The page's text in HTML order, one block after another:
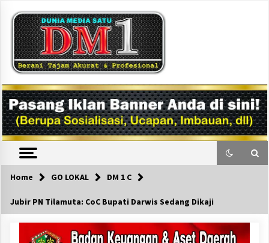
content
DM1
Home GO LOKAL DM 1 C
Jubir PN Tilamuta: CoC Bupati Darwis Sedang Dikaji